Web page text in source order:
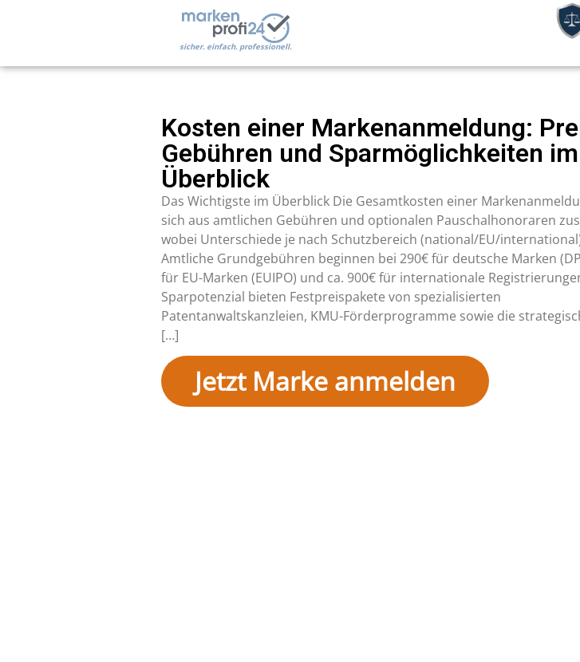
sicher. einfach. professionell.
Kosten einer Markenanmeldung:
Gebühren und Sparmöglichkeiten im
Überblick
Das Wichtigste im Überblick Die Gesamtkosten einer
sich aus amtlichen Gebühren und optionalen Pauschalhonoraren
wobei Unterschiede je nach Schutzbereich (national/EU/
Amtliche Grundgebühren beginnen bei 290€ für deutsche Marken
für EU-Marken (EUIPO) und ca. 900€ für internationale
Sparpotenzial bieten Festpreispakete von spezialisierten
Patentanwaltskanzleien, KMU-Förderprogramme sowie die
[…]
Jetzt Marke anmelden